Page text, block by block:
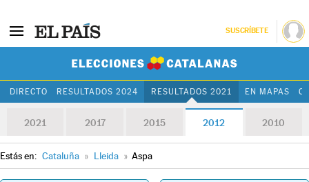
SUSCRÍBETE
DIRECTO RESULTADOS 2024 RESULTADOS 2021 EN MAPAS
2021 2017 2015 2012 2010
Estás en: Cataluña » Lleida » Aspa